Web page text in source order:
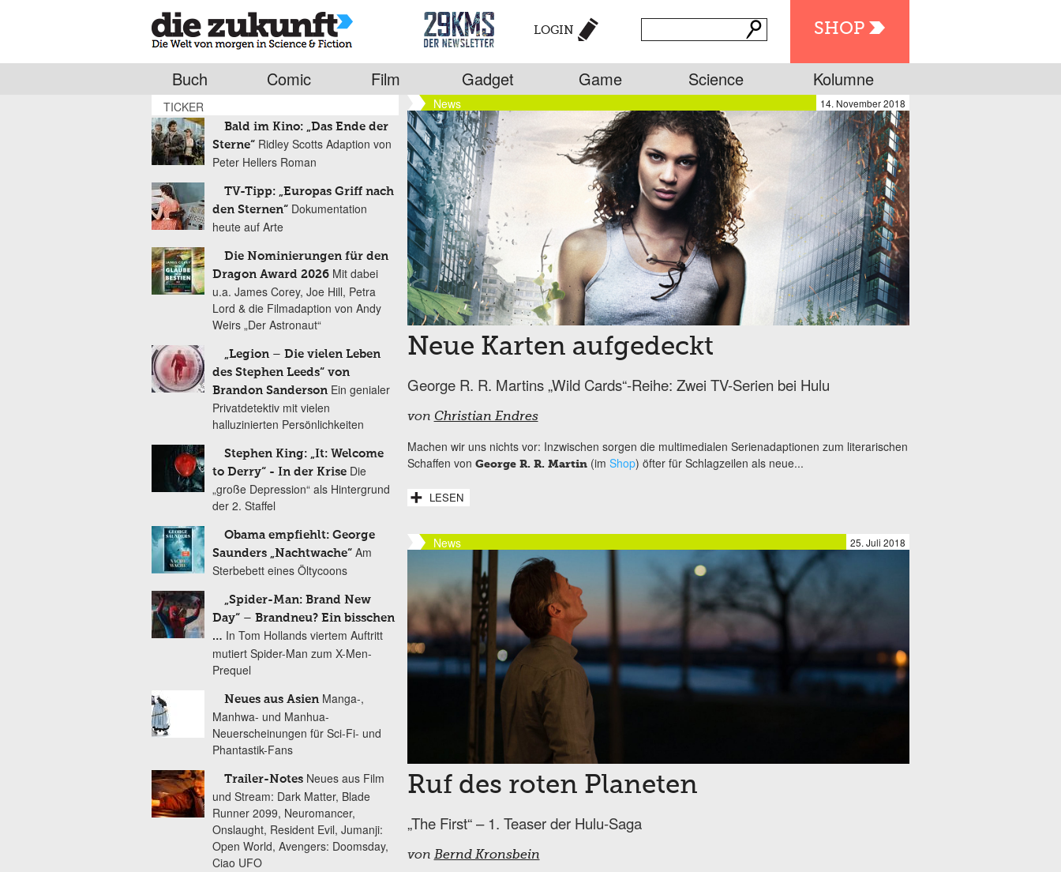
SHOP
LOGIN
Buch Comic Film Gadget Game Science Kolumne
News 14. November 2018
Neue Karten aufgedeckt
George R. R. Martins „Wild Cards“-Reihe: Zwei TV-Serien bei Hulu
von Christian Endres
Machen wir uns nichts vor: Inzwischen sorgen die multimedialen Serienadaptionen zum literarischen
Schaffen von George R. R. Martin(im Shop) öfter für Schlagzeilen als neue...
LESEN
News 25. Juli 2018
Ruf des roten Planeten
„The First“ – 1. Teaser der Hulu-Saga
von Bernd Kronsbein
TICKER
Bald im Kino: „Das Ende der
Sterne“ Ridley Scotts Adaption von
Peter Hellers Roman
TV-Tipp: „Europas Griff nach
den Sternen“ Dokumentation
heute auf Arte
Die Nominierungen für den
Dragon Award 2026 Mit dabei
u.a. James Corey, Joe Hill, Petra
Lord & die Filmadaption von Andy
Weirs „Der Astronaut“
„Legion – Die vielen Leben
des Stephen Leeds“ von
Brandon Sanderson Ein genialer
Privatdetektiv mit vielen
halluzinierten Persönlichkeiten
Stephen King: „It: Welcome
to Derry“ - In der Krise Die
„große Depression“ als Hintergrund
der 2. Staffel
Obama empfiehlt: George
Saunders „Nachtwache“ Am
Sterbebett eines Öltycoons
„Spider-Man: Brand New
Day“ – Brandneu? Ein bisschen
… In Tom Hollands viertem Auftritt
mutiert Spider-Man zum X-Men-
Prequel
Neues aus Asien Manga-,
Manhwa- und Manhua-
Neuerscheinungen für Sci-Fi- und
Phantastik-Fans
Trailer-Notes Neues aus Film
und Stream: Dark Matter, Blade
Runner 2099, Neuromancer,
Onslaught, Resident Evil, Jumanji:
Open World, Avengers: Doomsday,
Ciao UFO